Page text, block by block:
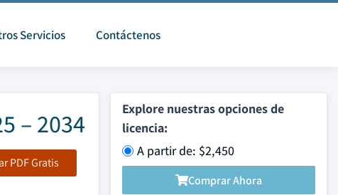
Servicios Contáctenos
– 2034
PDF Gratis
Explore nuestras opciones de
licencia:
A partir de: $2,450
Comprar Ahora